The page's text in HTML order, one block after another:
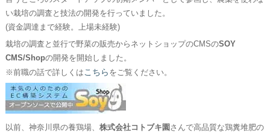
い栽培の調査と技法の開発を行っていました。
(資金調達まで経験。上場未経験)
栽培の調査と並行で野菜の販売からネットショップのCMSのSOY
CMS/Shopの開発を開始しました。
※前職の話で詳しくは こちら をご覧ください。
以前、神奈川県の養鶏場、 株式会社コトブキ園 さんで高品質な鶏糞堆肥の